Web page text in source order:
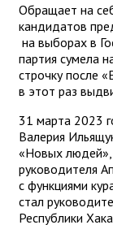
Обращает на
кандидатов
на выборах в
партия сумела
строчку после
в этот раз
31 марта 2023
Валерия
«Новых людей»,
руководителя
с функциями
стал
Республики